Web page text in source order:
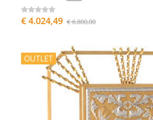
€ 4.024,49 € 6.800,00
OUTLET